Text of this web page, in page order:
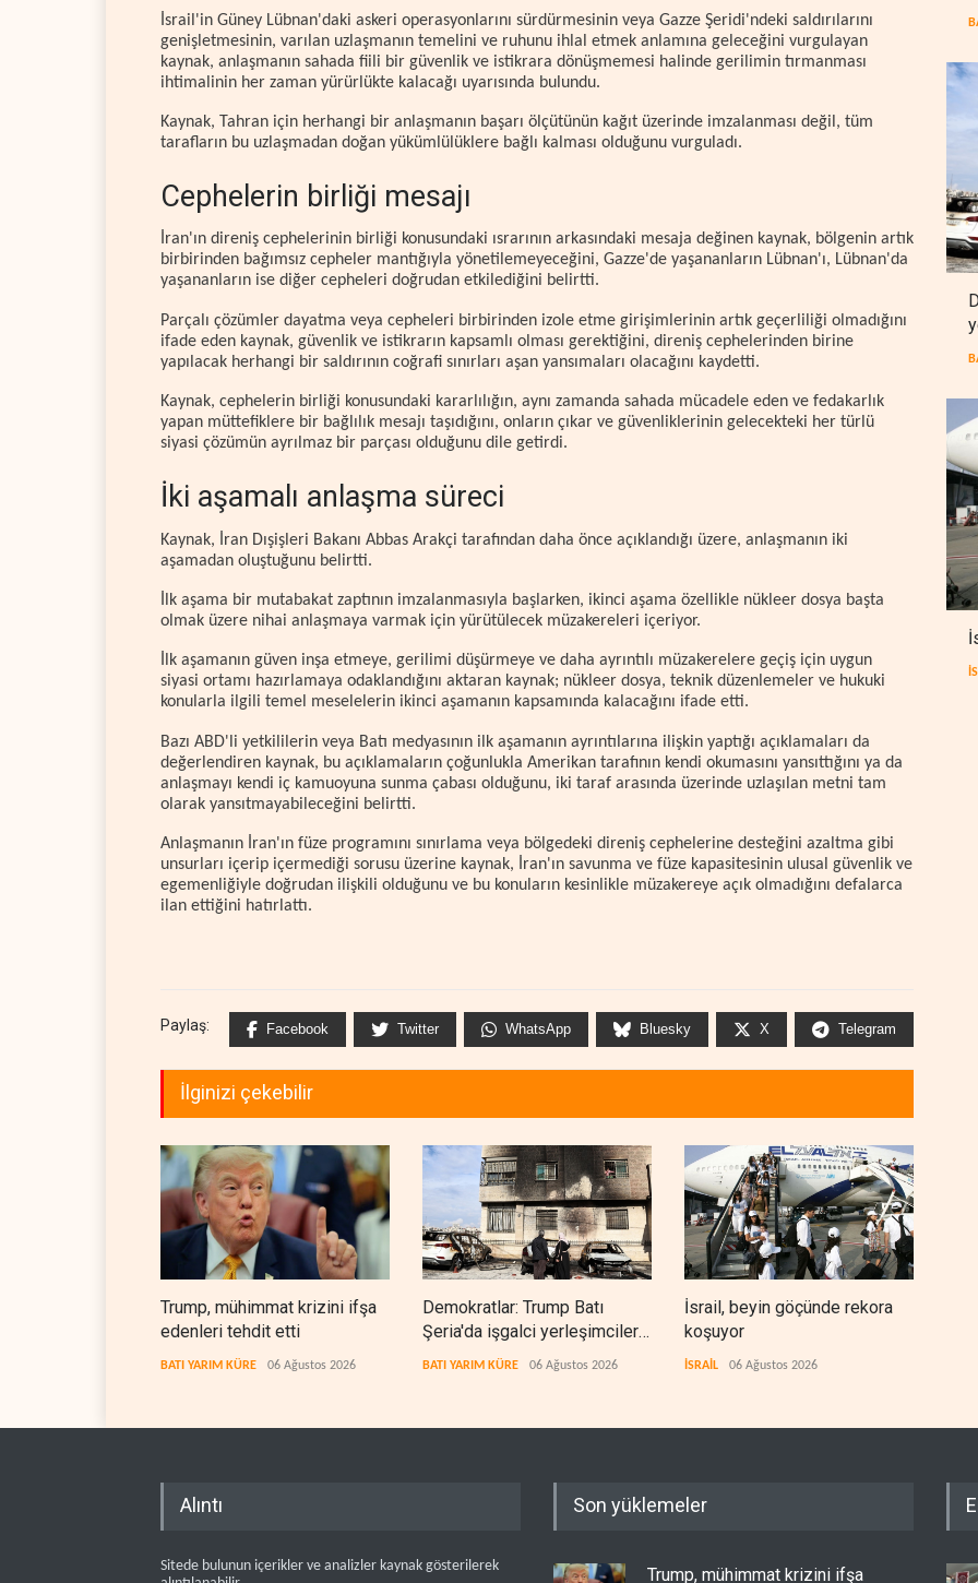
İsrail'in Güney Lübnan'daki askeri operasyonlarını sürdürmesinin veya Gazze Şeridi'ndeki saldırılarını
genişletmesinin, varılan uzlaşmanın temelini ve ruhunu ihlal etmek anlamına geleceğini vurgulayan
kaynak, anlaşmanın sahada fiili bir güvenlik ve istikrara dönüşmemesi halinde gerilimin tırmanması
ihtimalinin her zaman yürürlükte kalacağı uyarısında bulundu.
Kaynak, Tahran için herhangi bir anlaşmanın başarı ölçütünün kağıt üzerinde imzalanması değil, tüm
tarafların bu uzlaşmadan doğan yükümlülüklere bağlı kalması olduğunu vurguladı.
Cephelerin birliği mesajı
İran'ın direniş cephelerinin birliği konusundaki ısrarının arkasındaki mesaja değinen kaynak, bölgenin artık
birbirinden bağımsız cepheler mantığıyla yönetilemeyeceğini, Gazze'de yaşananların Lübnan'ı, Lübnan'da
yaşananların ise diğer cepheleri doğrudan etkilediğini belirtti.
Parçalı çözümler dayatma veya cepheleri birbirinden izole etme girişimlerinin artık geçerliliği olmadığını
ifade eden kaynak, güvenlik ve istikrarın kapsamlı olması gerektiğini, direniş cephelerinden birine
yapılacak herhangi bir saldırının coğrafi sınırları aşan yansımaları olacağını kaydetti.
Kaynak, cephelerin birliği konusundaki kararlılığın, aynı zamanda sahada mücadele eden ve fedakarlık
yapan müttefiklere bir bağlılık mesajı taşıdığını, onların çıkar ve güvenliklerinin gelecekteki her türlü
siyasi çözümün ayrılmaz bir parçası olduğunu dile getirdi.
İki aşamalı anlaşma süreci
Kaynak, İran Dışişleri Bakanı Abbas Arakçi tarafından daha önce açıklandığı üzere, anlaşmanın iki
aşamadan oluştuğunu belirtti.
İlk aşama bir mutabakat zaptının imzalanmasıyla başlarken, ikinci aşama özellikle nükleer dosya başta
olmak üzere nihai anlaşmaya varmak için yürütülecek müzakereleri içeriyor.
İlk aşamanın güven inşa etmeye, gerilimi düşürmeye ve daha ayrıntılı müzakerelere geçiş için uygun
siyasi ortamı hazırlamaya odaklandığını aktaran kaynak; nükleer dosya, teknik düzenlemeler ve hukuki
konularla ilgili temel meselelerin ikinci aşamanın kapsamında kalacağını ifade etti.
Bazı ABD'li yetkililerin veya Batı medyasının ilk aşamanın ayrıntılarına ilişkin yaptığı açıklamaları da
değerlendiren kaynak, bu açıklamaların çoğunlukla Amerikan tarafının kendi okumasını yansıttığını ya da
anlaşmayı kendi iç kamuoyuna sunma çabası olduğunu, iki taraf arasında üzerinde uzlaşılan metni tam
olarak yansıtmayabileceğini belirtti.
Anlaşmanın İran'ın füze programını sınırlama veya bölgedeki direniş cephelerine desteğini azaltma gibi
unsurları içerip içermediği sorusu üzerine kaynak, İran'ın savunma ve füze kapasitesinin ulusal güvenlik ve
egemenliğiyle doğrudan ilişkili olduğunu ve bu konuların kesinlikle müzakereye açık olmadığını defalarca
ilan ettiğini hatırlattı.
Paylaş: Facebook Twitter WhatsApp Bluesky X Telegram
İlginizi çekebilir
Trump, mühimmat krizini ifşa
edenleri tehdit etti
BATI YARIM KÜRE 06 Ağustos 2026
Demokratlar: Trump Batı
Şeria'da işgalci yerleşimcilere
cezasızlık sağladı
BATI YARIM KÜRE 06 Ağustos 2026
İsrail, beyin göçünde rekora
koşuyor
İSRAİL 06 Ağustos 2026
Alıntı
Sitede bulunun içerikler ve analizler kaynak gösterilerek
Son yüklemeler
Trump, mühimmat krizini ifşa